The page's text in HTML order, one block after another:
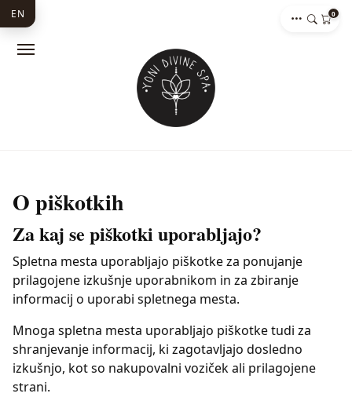
0
EN
O piškotkih
Za kaj se piškotki uporabljajo?
Spletna mesta uporabljajo piškotke za ponujanje
prilagojene izkušnje uporabnikom in za zbiranje
informacij o uporabi spletnega mesta.
Mnoga spletna mesta uporabljajo piškotke tudi za
shranjevanje informacij, ki zagotavljajo dosledno
izkušnjo, kot so nakupovalni voziček ali prilagojene
strani.